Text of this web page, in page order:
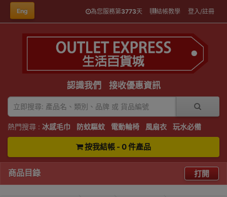
Eng 為您服務第3773天 結帳教學 登入/註冊
認識我們 接收優惠資訊
熱門搜尋 : 冰感毛巾 防蚊驅蚊 電動輪椅 風扇衣 玩水必備
按我結帳 - 0 件產品
商品目錄 打開